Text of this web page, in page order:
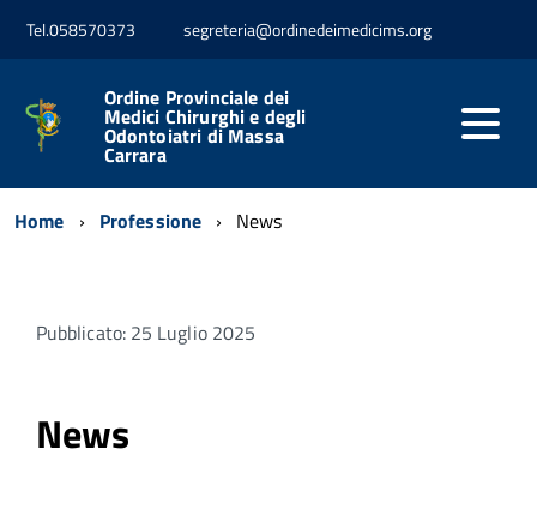
Tel.058570373 segreteria@ordinedeimedicims.org
Ordine Provinciale dei
Medici Chirurghi e degli
Odontoiatri di Massa
Carrara
Home Professione News
Pubblicato: 25 Luglio 2025
News